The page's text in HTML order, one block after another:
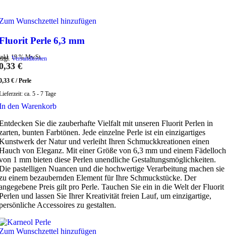
Wunschzettel hinzufügen
Perle 6,3 mm
19 % MwSt.
Versandkosten
€
€ /Perle
ca. 5 - 7 Tage
den Warenkorb
Sie die zauberhafte Vielfalt mit unseren Fluorit Perlen in
bunten Farbtönen. Jede einzelne Perle ist ein einzigartiges
der Natur und verleiht Ihren Schmuckkreationen einen
von Eleganz. Mit einer Größe von 6,3 mm und einem Fädelloch
1 mm bieten diese Perlen unendliche Gestaltungsmöglichkeiten.
pastelligen Nuancen und die hochwertige Verarbeitung machen sie
einem bezaubernden Element für Ihre Schmuckstücke. Der
Preis gilt pro Perle. Tauchen Sie ein in die Welt der Fluorit
und lassen Sie Ihrer Kreativität freien Lauf, um einzigartige,
Accessoires zu gestalten.
Wunschzettel hinzufügen